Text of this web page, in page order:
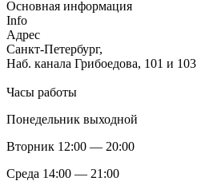
Основная информация
Info
Адрес
Санкт-Петербург,
Наб. канала Грибоедова, 101 и 103
Часы работы
Понедельник выходной
Вторник 12:00 — 20:00
Среда 14:00 — 21:00